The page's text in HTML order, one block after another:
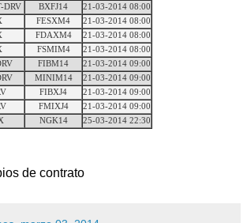
DRV BXFJ14
21-03-2014 08:00
FESXM4
21-03-2014 08:00
FDAXM4
21-03-2014 08:00
FSMIM4
21-03-2014 08:00
FIBM14
21-03-2014 09:00
MINIM14
21-03-2014 09:00
FIBXJ4
21-03-2014 09:00
FMIXJ4
21-03-2014 09:00
NGK14 25-03-2014 22:30
de contrato